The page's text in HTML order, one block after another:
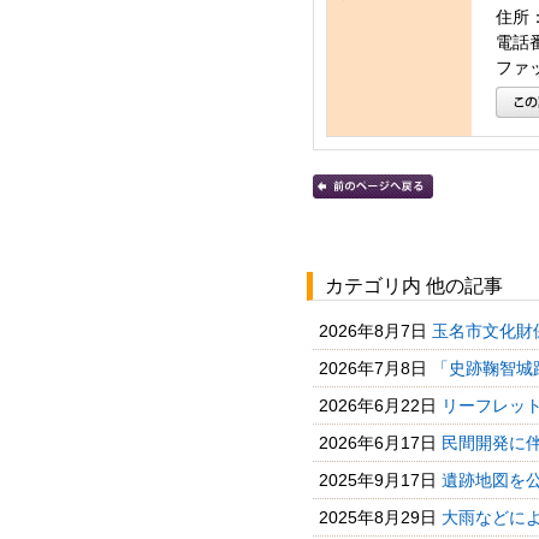
住所
電話
ファ
カテゴリ内 他の記事
2026年8月7日 玉名市文化
2026年7月8日
「史跡鞠智
2026年6月22日 リーフレッ
2026年6月17日 民間開発に
2025年9月17日 遺跡地図を
2025年8月29日 大雨などに